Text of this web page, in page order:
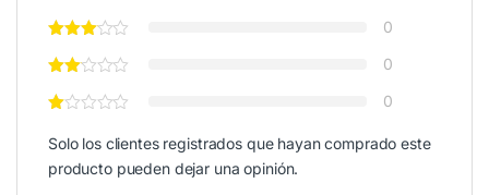
0
0
0
Solo los clientes registrados que hayan comprado este
producto pueden dejar una opinión.